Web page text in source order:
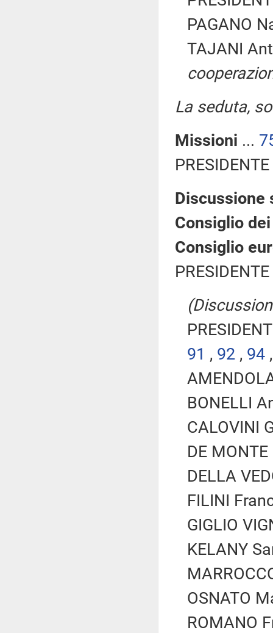
PAGANO
TAJANI
La seduta,
Missioni ...
Discussione
Consiglio
Consiglio
91 , 92 , 94
BONELLI
CALOVINI
DE
DELLA
FILINI
GIGLIO
KELANY
OSNATO
ROMANO